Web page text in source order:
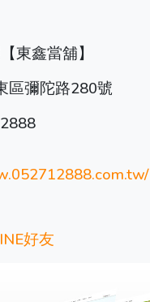
東鑫當舖】
區彌陀路280號
好友